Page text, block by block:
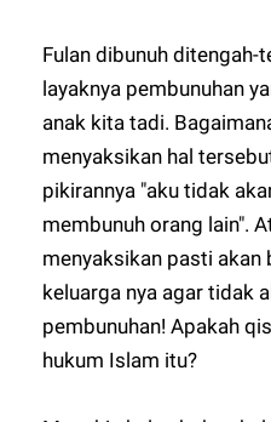
Fulan dibunuh ditengah-
layaknya pembunuhan
anak kita tadi.
menyaksikan hal
pikirannya "aku tidak
membunuh orang lain".
menyaksikan pasti akan
keluarga nya agar tidak
pembunuhan! Apakah
hukum Islam itu?